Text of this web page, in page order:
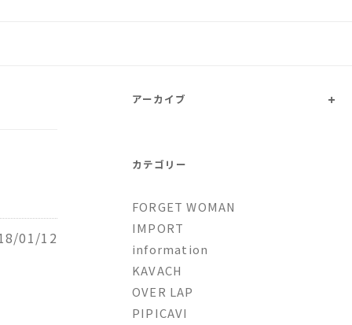
ァッションとオリジナルブ
01/12
アーカイブ +
カテゴリー
FORGET WOMAN
IMPORT
information
KAVACH
OVER LAP
PIPICAVI